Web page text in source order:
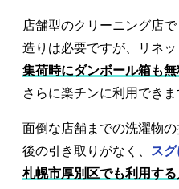
店舗型のクリーニング店
造りは必要ですが、リネッ
集荷時にダンボール箱も無
さらに楽チンに利用できま
面倒な店舗までの洗濯物
後の引き取りがなく、
ス
札幌市厚別区でも利用す